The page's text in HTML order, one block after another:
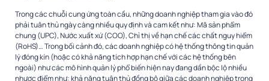
Trong các chuỗi cung ứng toàn cầu, những doanh nghiệp tham gia vào đó
phải tuân thủ ngày càng nhiều quy định và cam kết như: Mã sản phẩm
chung (UPC), Nước xuất xứ (COO), Chỉ thị về hạn chế các chất nguy hiểm
(RoHS)… Trong bối cảnh đó, các doanh nghiệp có hệ thống thông tin quản
lý đóng kín (hoặc có khả năng tích hợp hạn chế với các hệ thống bên
ngoài) như các mô hình quản lý phổ biến hiện nay đang dần bộc lộ nhiều
nhược điểm như: khả năng tuân thủ đồng bộ giữa các doanh nghiệp trong